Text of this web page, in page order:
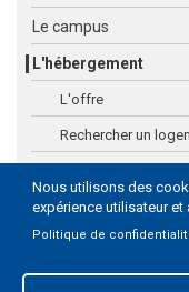
Nous utilisons des
expérience utilisateur
Politique de
Le campus
L'hébergement
L'offre
Rechercher un
La vie étudiante
Le Syndicat Mixte